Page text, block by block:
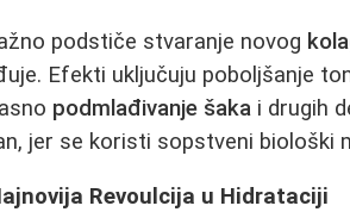
podstiče stvaranje novog
Efekti uključuju poboljšanje
podmlađivanje šaka i drugih
jer se koristi sopstveni biološki
Revoulcija u Hidrataciji